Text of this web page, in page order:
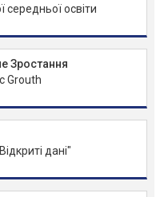
середньої освіти
Зростання
Grouth
дані"